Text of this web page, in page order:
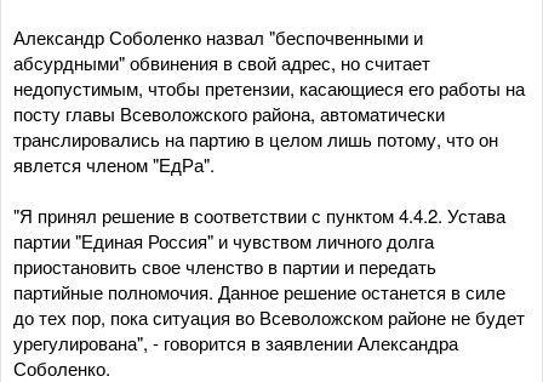
Александр Соболенко назвал "беспочвенными и
абсурдными" обвинения в свой адрес, но считает
недопустимым, чтобы претензии, касающиеся его работы на
посту главы Всеволожского района, автоматически
транслировались на партию в целом лишь потому, что он
явлется членом "ЕдРа".
"Я принял решение в соответствии с пунктом 4.4.2. Устава
партии "Единая Россия" и чувством личного долга
приостановить свое членство в партии и передать
партийные полномочия. Данное решение останется в силе
до тех пор, пока ситуация во Всеволожском районе не будет
урегулирована", - говорится в заявлении Александра
Соболенко.